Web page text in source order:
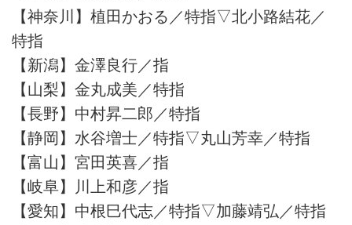
【神奈川】植田かおる／特指▽北小路結花／
特指
【新潟】金澤良行／指
【山梨】金丸成美／特指
【長野】中村昇二郎／特指
【静岡】水谷増士／特指▽丸山芳幸／特指
【富山】宮田英喜／指
【岐阜】川上和彦／指
【愛知】中根巳代志／特指▽加藤靖弘／特指